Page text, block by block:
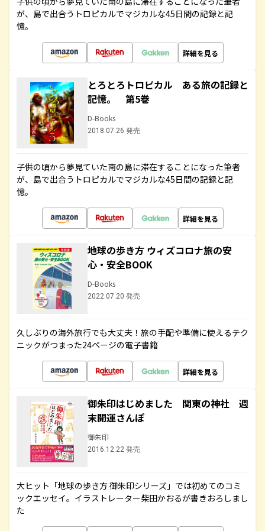
が、島で出合うトロピカルでマジカルな45日間の記録と記
憶。
詳細を見る
とろとろトロピカル ある旅の記録と
記憶。 第5巻
D-Books
2018.07.26 発売
子供の頃から夢見ていた南の島に滞在することになった筆者
が、島で出合うトロピカルでマジカルな45日間の記録と記
憶。
詳細を見る
地球の歩き方 ウィズコロナ旅の安
心・安全BOOK
D-Books
2022.07.20 発売
久しぶりの海外旅行でも大丈夫！旅の手配や準備に使えるテク
ニックがつまった24ページの電子書籍
詳細を見る
御朱印はじめました 関東の神社 週
末開運さんぽ
御朱印
2016.12.22 発売
大ヒット「地球の歩き方 御朱印シリーズ」では初めてのコミ
ックエッセイ。イラストレーター柴田かおるが書きおろしまし
た